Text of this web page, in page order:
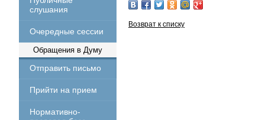
слушания
Очередные сессии
Обращения в Думу
Отправить письмо
Прийти на прием
Нормативно-
Возврат к списку